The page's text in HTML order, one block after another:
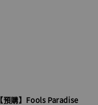
【預購】Fools Paradise